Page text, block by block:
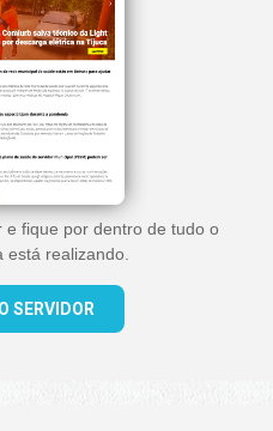
e fique por dentro de tudo o
está realizando.
SERVIDOR